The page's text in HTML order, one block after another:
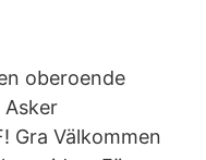
oberoende
Gra Välkommen